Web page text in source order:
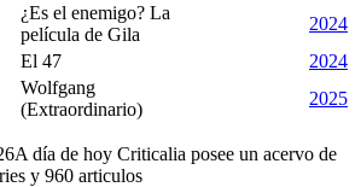
¿Es el enemigo? La
película de Gila
2024
El 47
2024
Wolfgang
(Extraordinario)
2025
A día de hoy Criticalia posee un acervo de
y 960 articulos